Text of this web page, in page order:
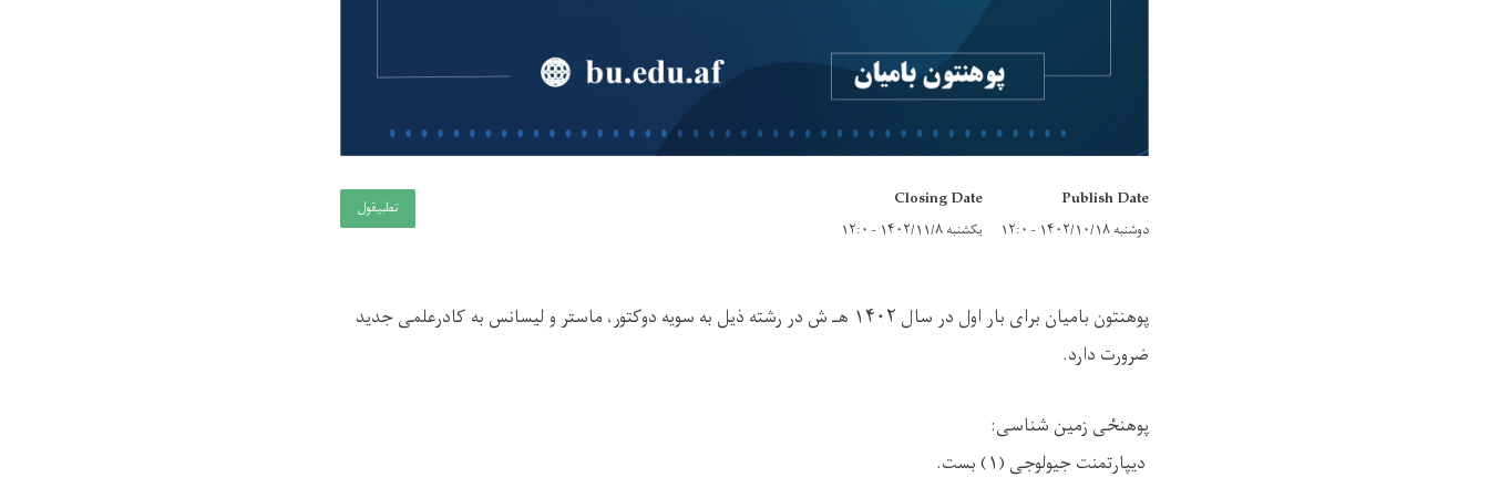
Publish Date
دوشنبه ۱۴۰۲/۱۰/۱۸ - ۱۲:۰
Closing Date
یکشنبه ۱۴۰۲/۱۱/۸ - ۱۲:۰
تطبيقول
پوهنتون بامیان برای بار اول در سال ۱۴۰۲ هـ ش در رشته ذيل به سويه دوکتور، ماستر و لیسانس به کادرعلمی جديد
ضرورت دارد.
پوهنځی زمین شناسی:
ديپارتمنت جیولوجی (۱) بست.